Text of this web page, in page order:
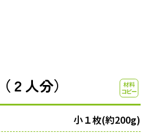
２人分）
小１枚(約200g)